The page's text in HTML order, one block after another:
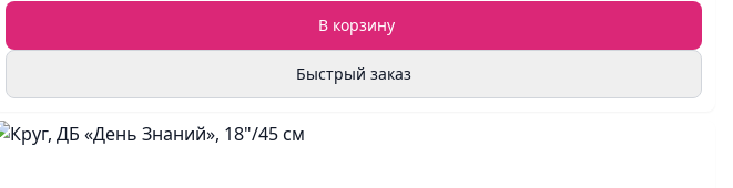
В корзину
Быстрый заказ